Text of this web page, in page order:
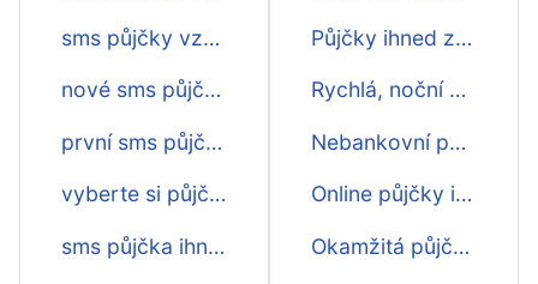
sms půjčky vzum
nové sms půjčky
první sms půjčka zdarma
vyberte si půjčku přes sms
sms půjčka ihned na ruku
Půjčky ihned zdarma
Rychlá, noční půjčka ihned i v noci
Nebankovní půjčka ihned zdarma
Online půjčky ihned
Okamžitá půjčka ihned na účet